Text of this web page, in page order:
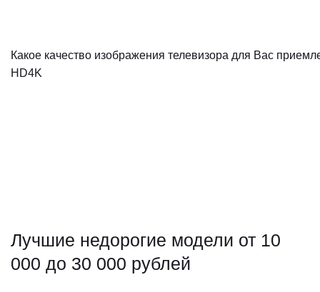
Какое качество изображения телевизора для Вас
HD4K
Лучшие недорогие модели от 10
000 до 30 000 рублей